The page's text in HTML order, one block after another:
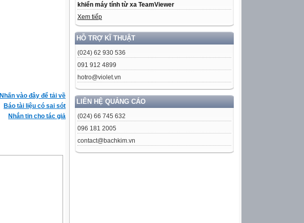
khiển máy tính từ xa TeamViewer
Xem tiếp
HỖ TRỢ KĨ THUẬT
(024) 62 930 536
091 912 4899
hotro@violet.vn
LIÊN HỆ QUẢNG CÁO
(024) 66 745 632
096 181 2005
contact@bachkim.vn
Nhấn vào đây để tải về
Báo tài liệu có sai sót
Nhắn tin cho tác giả